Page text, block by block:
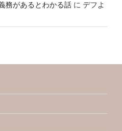
務があるとわかる話 に デフよ